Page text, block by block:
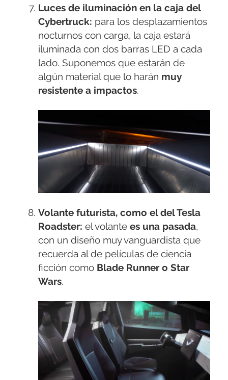
Luces de iluminación en la caja del
Cybertruck: para los desplazamientos
nocturnos con carga, la caja estará
iluminada con dos barras LED a cada
lado. Suponemos que estarán de
algún material que lo harán muy
resistente a impactos.
Volante futurista, como el del Tesla
Roadster: el volante es una pasada,
con un diseño muy vanguardista que
recuerda al de películas de ciencia
ficción como Blade Runner o Star
Wars.